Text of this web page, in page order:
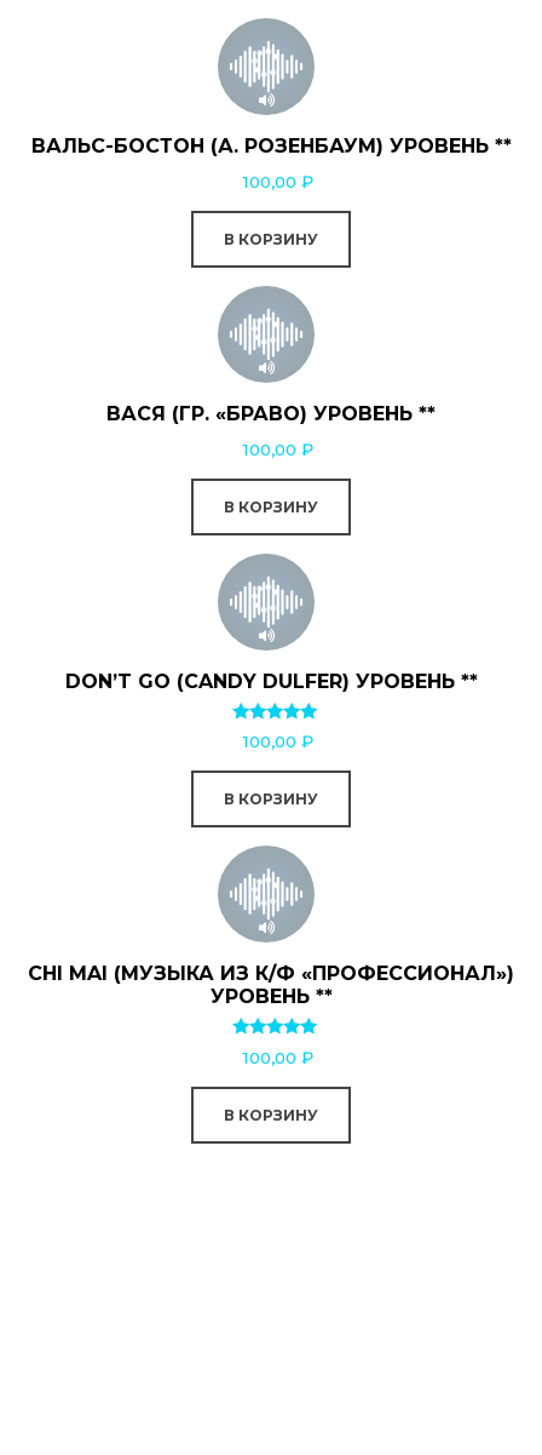
ВАЛЬС-БОСТОН (А. РОЗЕНБАУМ) УРОВЕНЬ **
100,00 ₽
В КОРЗИНУ
ВАСЯ (ГР. «БРАВО) УРОВЕНЬ **
100,00 ₽
В КОРЗИНУ
DON’T GO (CANDY DULFER) УРОВЕНЬ **
Оценка
5.00
100,00 ₽
В КОРЗИНУ
CHI MAI (МУЗЫКА ИЗ К/Ф «ПРОФЕССИОНАЛ»)
УРОВЕНЬ **
Оценка
5.00
100,00 ₽
В КОРЗИНУ